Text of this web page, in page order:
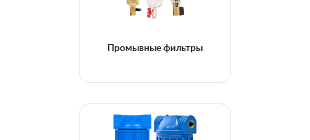
Промывные фильтры